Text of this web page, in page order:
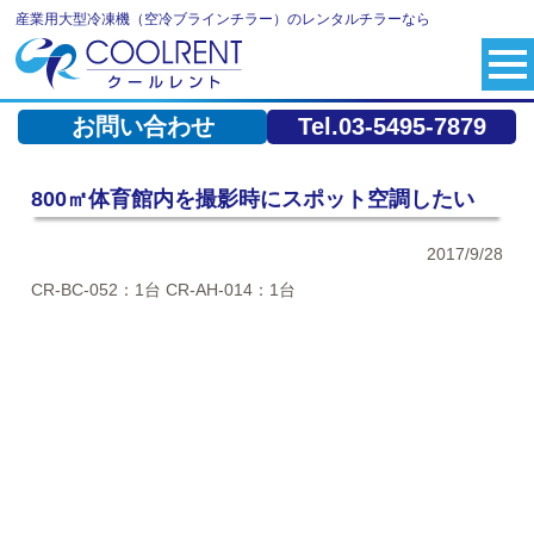
産業用大型冷凍機（空冷ブラインチラー）のレンタルチラーなら
お問い合わせ Tel.03-5495-7879
800㎡体育館内を撮影時にスポット空調したい
2017/9/28
CR-BC-052：1台 CR-AH-014：1台